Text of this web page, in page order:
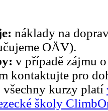
náklady na
OÄV).
v případě zájmu
kontaktujte pro
kurzy platí
školy